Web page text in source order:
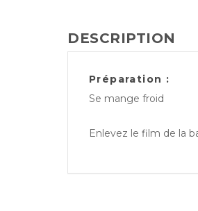
DESCRIPTION
Préparation :
Se mange froid
Enlevez le film de la